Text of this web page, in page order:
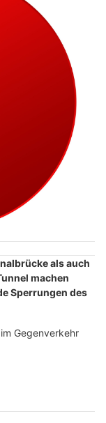
Bauarbeiten
als auch
Sperrungen des
Gegenverkehr